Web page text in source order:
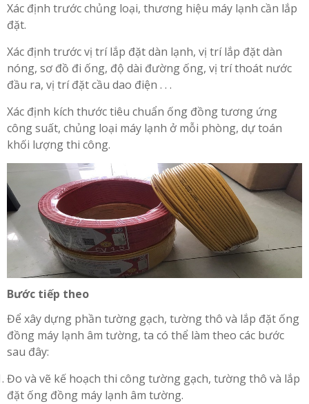
Xác định trước chủng loại, thương hiệu máy lạnh cần lắp
đặt.
Xác định trước vị trí lắp đặt dàn lạnh, vị trí lắp đặt dàn
nóng, sơ đồ đi ống, độ dài đường ống, vị trí thoát nước
đầu ra, vị trí đặt cầu dao điện . . .
Xác định kích thước tiêu chuẩn ống đồng tương ứng
công suất, chủng loại máy lạnh ở mỗi phòng, dự toán
khối lượng thi công.
Bước tiếp theo
Để xây dựng phần tường gạch, tường thô và lắp đặt ống
đồng máy lạnh âm tường, ta có thể làm theo các bước
sau đây:
Đo và vẽ kế hoạch thi công tường gạch, tường thô và lắp
đặt ống đồng máy lạnh âm tường.